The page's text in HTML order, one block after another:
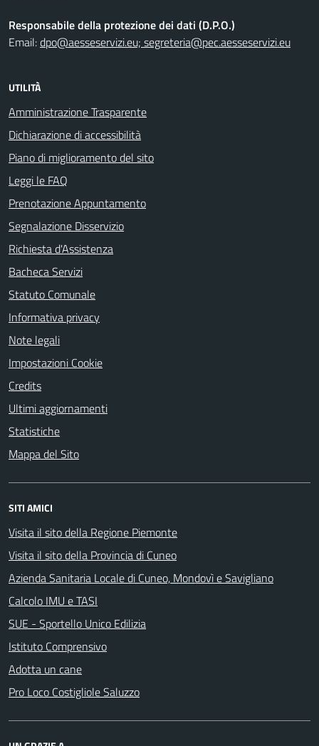
Responsabile della protezione dei dati (D.P.O.)
Email:dpo@aesseservizi.eu; segreteria@pec.aesseservizi.eu
UTILITÀ
Amministrazione Trasparente
Dichiarazione di accessibilità
Piano di miglioramento del sito
Leggi le FAQ
Prenotazione Appuntamento
Segnalazione Disservizio
Richiesta d'Assistenza
Bacheca Servizi
Statuto Comunale
Informativa privacy
Note legali
Impostazioni Cookie
Credits
Ultimi aggiornamenti
Statistiche
Mappa del Sito
SITI AMICI
Visita il sito della Regione Piemonte
Visita il sito della Provincia di Cuneo
Azienda Sanitaria Locale di Cuneo, Mondovì e Savigliano
Calcolo IMU e TASI
SUE - Sportello Unico Edilizia
Istituto Comprensivo
Adotta un cane
Pro Loco Costigliole Saluzzo